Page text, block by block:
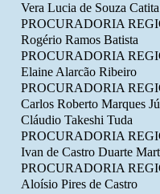
Vera Lucia de Souza Catita
PROCURADORIA
Rogério Ramos Batista
PROCURADORIA
Elaine Alarcão Ribeiro
PROCURADORIA
Carlos Roberto Marques
Cláudio Takeshi Tuda
PROCURADORIA
Ivan de Castro Duarte
PROCURADORIA
Aloísio Pires de Castro